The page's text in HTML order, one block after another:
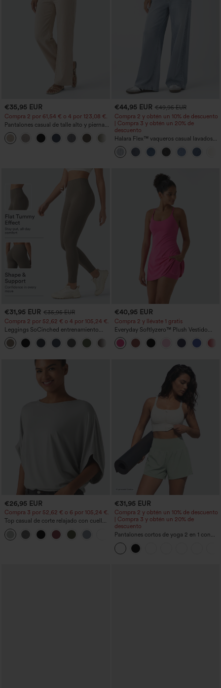
€35,95 EUR
Compra 2 por 61,54 € o 4 por 123,08 €.
Pantalones casual de talle alto y pierna
recta con tacto de lino y bolsillos
+5
€44,95 EUR €49,95 EUR
Compra 2 y obtén un 10% de descuento
| Compra 3 y obtén un 20% de
descuento
Halara Flex™ vaqueros casual lavados
asimétricos de tiro bajo con bolsillos
con cremallera, corte baggy y pierna
ancha
€31,95 EUR €35,95 EUR
Compra 2 por 52,62 € o 4 por 105,24 €.
Leggings SoCinched entrenamiento
moldeador abdomen bolsillo lateral tiro
alto
+16
€40,95 EUR
Compra 2 y llévate 1 gratis
Everyday Softlyzero™ Plush Vestido
deportivo sin espalda 2 en 1
acampanado -Wannabe -Easy Peezy
€26,95 EUR
Compra 3 por 52,62 € o 6 por 105,24 €.
Top casual de corte relajado con cuello
redondo y mangas murciélago.
+1
€31,95 EUR
Compra 2 y obtén un 10% de descuento
| Compra 3 y obtén un 20% de
descuento
Pantalones cortos de yoga 2 en 1 con
bolsillo trasero de talle muy alto y
bolsillo lateral oculto de 5&#39;&#39;
de longitud más larga